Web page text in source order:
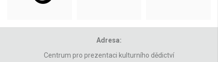
Adresa:
Centrum pro prezentaci kulturního dědictví